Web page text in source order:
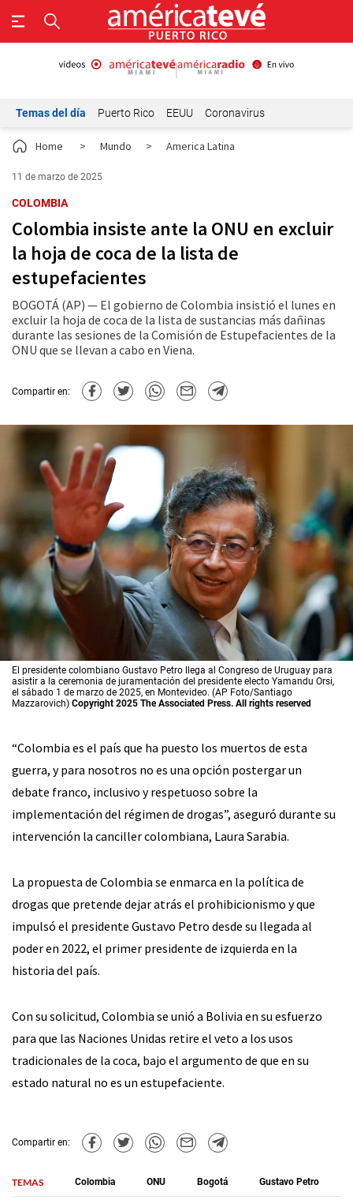
Temas del día Puerto Rico EEUU Coronavirus
Home > Mundo > America Latina
11 de marzo de 2025
COLOMBIA
Colombia insiste ante la ONU en excluir
la hoja de coca de la lista de
estupefacientes
BOGOTÁ (AP) — El gobierno de Colombia insistió el lunes en
excluir la hoja de coca de la lista de sustancias más dañinas
durante las sesiones de la Comisión de Estupefacientes de la
ONU que se llevan a cabo en Viena.
Compartir en:
El presidente colombiano Gustavo Petro llega al Congreso de Uruguay para
asistir a la ceremonia de juramentación del presidente electo Yamandu Orsi,
el sábado 1 de marzo de 2025, en Montevideo. (AP Foto/Santiago
Mazzarovich) Copyright 2025 The Associated Press. All rights reserved
“Colombia es el país que ha puesto los muertos de esta
guerra, y para nosotros no es una opción postergar un
debate franco, inclusivo y respetuoso sobre la
implementación del régimen de drogas”, aseguró durante su
intervención la canciller colombiana, Laura Sarabia.
La propuesta de Colombia se enmarca en la política de
drogas que pretende dejar atrás el prohibicionismo y que
impulsó el presidente Gustavo Petro desde su llegada al
poder en 2022, el primer presidente de izquierda en la
historia del país.
Con su solicitud, Colombia se unió a Bolivia en su esfuerzo
para que las Naciones Unidas retire el veto a los usos
tradicionales de la coca, bajo el argumento de que en su
estado natural no es un estupefaciente.
Compartir en:
TEMAS Colombia ONU Bogotá Gustavo Petro